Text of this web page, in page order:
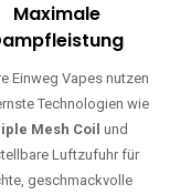
Maximale
Einweg Vapes nutzen
Technologien wie
Mesh Coil und
Luftzufuhr für
geschmackvolle